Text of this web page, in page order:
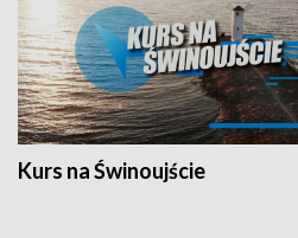
Kurs na Świnoujście